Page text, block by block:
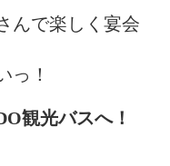
んで楽しく宴会
っ！
観光バスへ！